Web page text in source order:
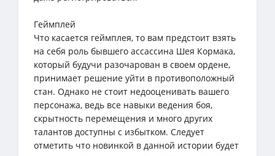
Геймплей
Что касается геймплея, то вам предстоит взять
на себя роль бывшего ассассина Шея Кормака,
который будучи разочарован в своем ордене,
принимает решение уйти в противоположный
стан. Однако не стоит недооценивать вашего
персонажа, ведь все навыки ведения боя,
скрытность перемещения и много других
талантов доступны с избытком. Следует
отметить что новинкой в данной истории будет